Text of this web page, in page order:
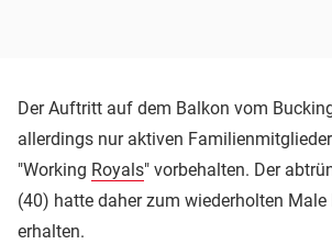
Der Auftritt auf dem Balkon vom
allerdings nur aktiven
"Working Royals" vorbehalten. Der
(40) hatte daher zum wiederholten Male
erhalten.